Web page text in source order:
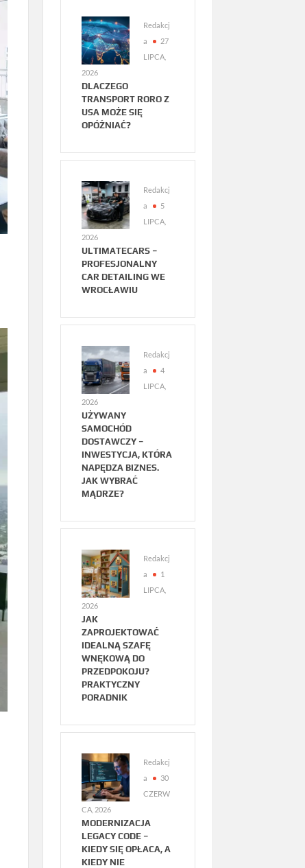
Redakcj
a
27
LIPCA,
2026
DLACZEGO
TRANSPORT RORO Z
USA MOŻE SIĘ
OPÓŹNIAĆ?
Redakcj
a
5
LIPCA,
2026
ULTIMATECARS –
PROFESJONALNY
CAR DETAILING WE
WROCŁAWIU
Redakcj
a
4
LIPCA,
2026
UŻYWANY
SAMOCHÓD
DOSTAWCZY –
INWESTYCJA, KTÓRA
NAPĘDZA BIZNES.
JAK WYBRAĆ
MĄDRZE?
Redakcj
a
1
LIPCA,
2026
JAK
ZAPROJEKTOWAĆ
IDEALNĄ SZAFĘ
WNĘKOWĄ DO
PRZEDPOKOJU?
PRAKTYCZNY
PORADNIK
Redakcj
a
30
CZERW
CA, 2026
MODERNIZACJA
LEGACY CODE –
KIEDY SIĘ OPŁACA, A
KIEDY NIE